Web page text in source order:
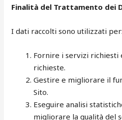
Finalità del Trattamento dei
I dati raccolti sono utilizzati per:
Fornire i servizi richiesti
richieste.
Gestire e migliorare il
Sito.
Eseguire analisi
migliorare la qualità del